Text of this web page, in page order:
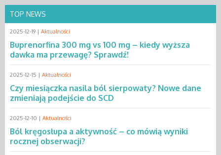
TOP NEWS
2025-12-19 | Aktualności
Buprenorfina 300 mg vs 100 mg – kiedy wyższa
dawka ma przewagę? Sprawdź!
2025-12-15 | Aktualności
Czy miesiączka nasila ból sierpowaty? Nowe dane
zmieniają podejście do SCD
2025-12-10 | Aktualności
Ból kręgosłupa a aktywność – co mówią wyniki
rocznej obserwacji?